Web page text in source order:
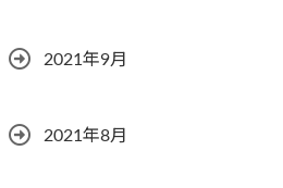
2021年9月
2021年8月